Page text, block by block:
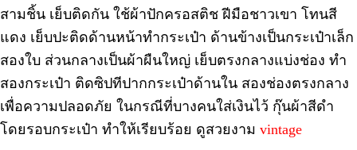
สามชิ้น เย็บติดกัน ใช้ผ้าปักครอสติช ฝีมือชาวเขา โทนสี
แดง เย็บปะติดด้านหน้าทำกระเป๋า ด้านข้างเป็นกระเป๋าเล็ก
สองใบ ส่วนกลางเป็นผ้าผืนใหญ่ เย็บตรงกลางแบ่งช่อง ทำ
สองกระเป๋า ติดซิปทีปากกระเป๋าด้านใน สองช่องตรงกลาง
เพื่อความปลอดภัย ในกรณีที่บางคนใส่เงินไว้ กุ๊นผ้าสีดำ
โดยรอบกระเป๋า ทำให้เรียบร้อย ดูสวยงาม vintage